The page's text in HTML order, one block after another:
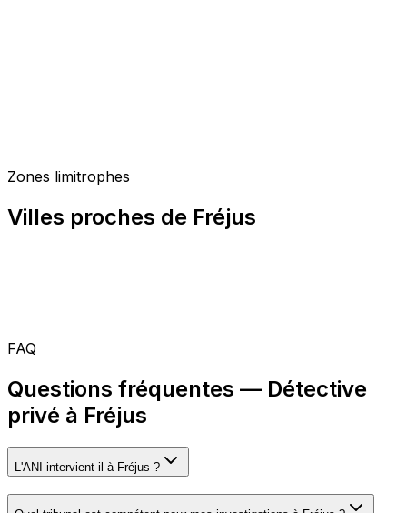
Zones limitrophes
Villes proches de Fréjus
FAQ
Questions fréquentes — Détective
privé à Fréjus
L'ANI intervient-il à Fréjus ?